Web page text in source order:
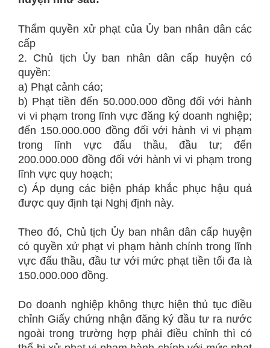
Thẩm quyền xử phạt của Ủy ban nhân dân các
cấp
2. Chủ tịch Ủy ban nhân dân cấp huyện có
quyền:
a) Phạt cảnh cáo;
b) Phạt tiền đến 50.000.000 đồng đối với hành
vi vi phạm trong lĩnh vực đăng ký doanh nghiệp;
đến 150.000.000 đồng đối với hành vi vi phạm
trong lĩnh vực đấu thầu, đầu tư; đến
200.000.000 đồng đối với hành vi vi phạm trong
lĩnh vực quy hoạch;
c) Áp dụng các biện pháp khắc phục hậu quả
được quy định tại Nghị định này.
Theo đó, Chủ tịch Ủy ban nhân dân cấp huyện
có quyền xử phạt vi phạm hành chính trong lĩnh
vực đấu thầu, đầu tư với mức phạt tiền tối đa là
150.000.000 đồng.
Do doanh nghiệp không thực hiện thủ tục điều
chỉnh Giấy chứng nhận đăng ký đầu tư ra nước
ngoài trong trường hợp phải điều chỉnh thì có